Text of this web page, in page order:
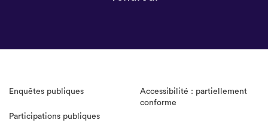
Enquêtes publiques
Participations publiques
Accessibilité : partiellement
conforme